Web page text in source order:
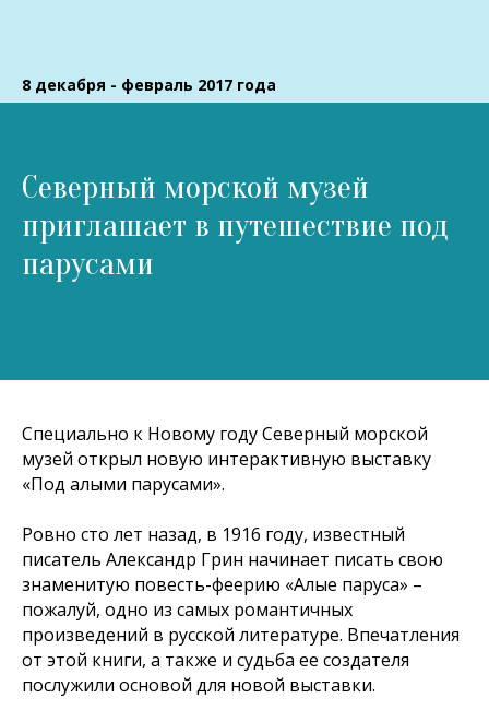
8 декабря - февраль 2017 года
Северный морской музей
приглашает в путешествие под
парусами
Специально к Новому году Северный морской
музей открыл новую интерактивную выставку
«Под алыми парусами».
Ровно сто лет назад, в 1916 году, известный
писатель Александр Грин начинает писать свою
знаменитую повесть-феерию «Алые паруса» –
пожалуй, одно из самых романтичных
произведений в русской литературе. Впечатления
от этой книги, а также и судьба ее создателя
послужили основой для новой выставки.